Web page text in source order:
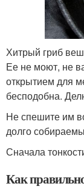
Хитрый гриб
Ее не моют, не
открытием для
бесподобна.
Не спешите им
долго
Сначала
Как